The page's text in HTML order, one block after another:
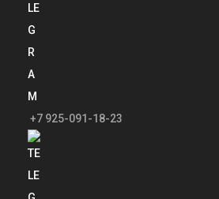
+7 925-091-18-23